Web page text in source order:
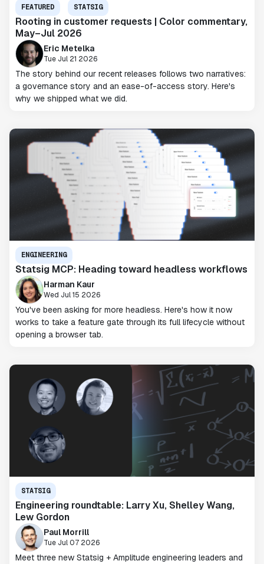
FEATURED STATSIG
Rooting in customer requests | Color commentary,
May–Jul 2026
Eric Metelka
Tue Jul 21 2026
The story behind our recent releases follows two narratives:
a governance story and an ease-of-access story. Here's
why we shipped what we did.
ENGINEERING
Statsig MCP: Heading toward headless workflows
Harman Kaur
Wed Jul 15 2026
You've been asking for more headless. Here's how it now
works to take a feature gate through its full lifecycle without
opening a browser tab.
STATSIG
Engineering roundtable: Larry Xu, Shelley Wang,
Lew Gordon
Paul Morrill
Tue Jul 07 2026
Meet three new Statsig + Amplitude engineering leaders and